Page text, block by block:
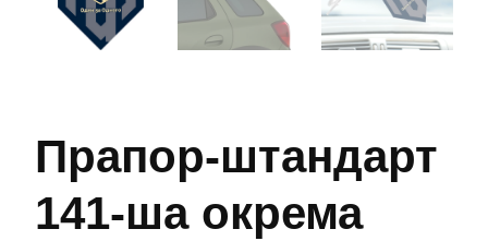
Прапор-штандарт
141-ша окрема